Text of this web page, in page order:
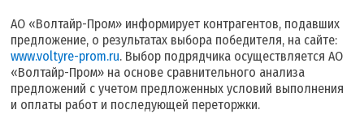
АО «Волтайр-Пром» информирует контрагентов, подавших
предложение, о результатах выбора победителя, на сайте:
www.voltyre-prom.ru. Выбор подрядчика осуществляется АО
«Волтайр-Пром» на основе сравнительного анализа
предложений с учетом предложенных условий выполнения
и оплаты работ и последующей переторжки.